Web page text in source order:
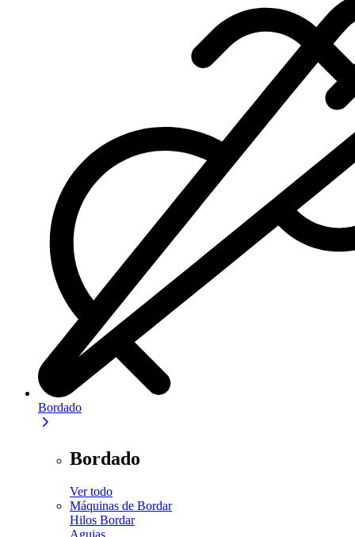
Bordado
Bordado
Ver todo
Máquinas de Bordar
Hilos Bordar